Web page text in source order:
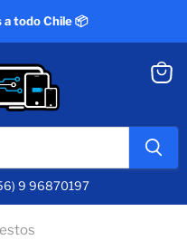
a todo Chile 📦
9 96870197